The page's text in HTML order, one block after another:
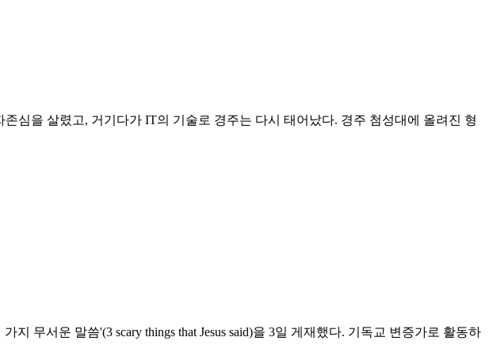
심을 살렸고, 거기다가 IT의 기술로 경주는 다시 태어났다. 경주 첨성대에 올려진 형
무서운 말씀'(3 scary things that Jesus said)을 3일 게재했다. 기독교 변증가로 활동하